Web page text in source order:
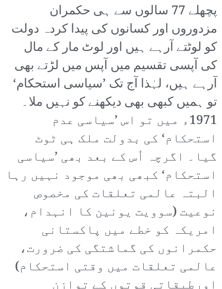
پچھلے 77 سالوں سے ہی حکمران
مزدوروں اور کسانوں کی پیدا کردہ دولت
کو لوٹتے آرہے ہیں اور لوٹ مار کے مال
کی آپسی تقسیم میں آپس میں لڑتے بھی
آرہے ہیں، لہٰذا آج تک ’سیاسی استحکام‘
تو ہمیں کبھی بھی دیکھنے کو نہیں ملا۔
1971ء میں تو اس ’سیاسی عدم
استحکام‘ کی بدولت ملک ہی ٹوٹ
گیا۔ اگرچہ اُس کے بعد بھی ’سیاسی
استحکام‘ کبھی بھی موجود نہیں رہا
البتہ عالمی تعلقات کی مخصوص
نوعیت (سوویت یونین کا انہدام،
امریکہ کو خطے میں پاکستانی
حکمرانوں کی گماشتگی کی ضرورت،
عالمی تعلقات میں وقتی استحکام)